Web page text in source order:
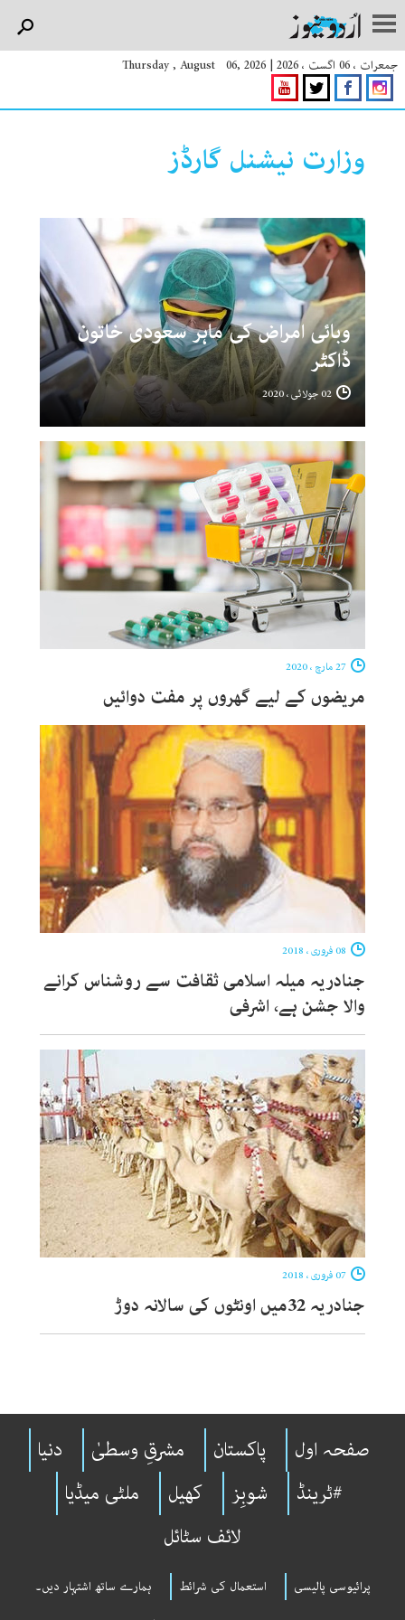
جمعرات ، 06 اگست ، 2026 |
Thursday , August 06, 2026
وزارت نیشنل گارڈز
وبائی امراض کی ماہر سعودی خاتون
ڈاکٹر
مریضوں کے لیے گھروں پر مفت دوائیں
جنادریہ میلہ اسلامی ثقافت سے روشناس کرانے
والا جشن ہے، اشرفی
جنادریہ 32میں اونٹوں کی سالانہ دوڑ
صفحہ اول پاکستان مشرقِ وسطیٰ
دنیا
#ٹرینڈ
شوبِز کھیل
ملٹی میڈیا
لائف سٹائل
پرائیوسی پالیسی استعمال کی شرائط ہمارے ساتھ اشتہار دیں۔